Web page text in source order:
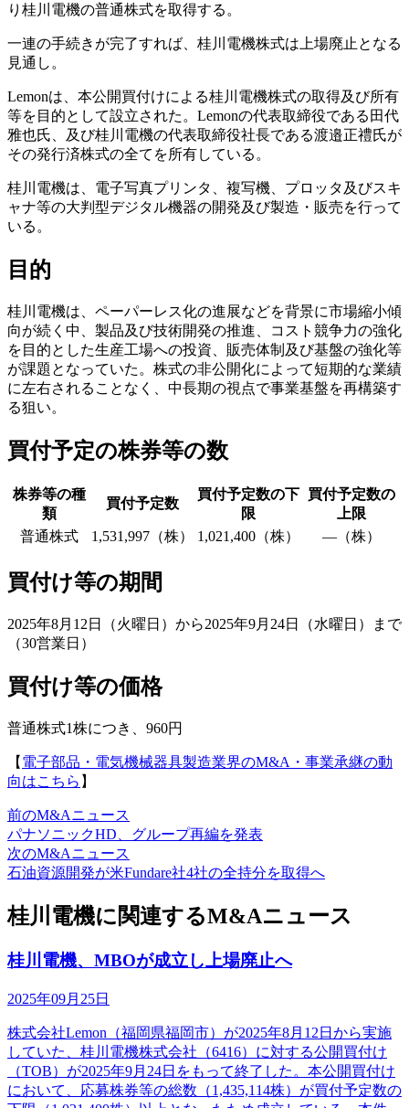
り桂川電機の普通株式を取得する。
一連の手続きが完了すれば、桂川電機株式は上場廃止となる
見通し。
Lemonは、本公開買付けによる桂川電機株式の取得及び所有
等を目的として設立された。Lemonの代表取締役である田代
雅也氏、及び桂川電機の代表取締役社長である渡邉正禮氏が
その発行済株式の全てを所有している。
桂川電機は、電子写真プリンタ、複写機、プロッタ及びスキ
ャナ等の大判型デジタル機器の開発及び製造・販売を行って
いる。
目的
桂川電機は、ペーパーレス化の進展などを背景に市場縮小傾
向が続く中、製品及び技術開発の推進、コスト競争力の強化
を目的とした生産工場への投資、販売体制及び基盤の強化等
が課題となっていた。株式の非公開化によって短期的な業績
に左右されることなく、中長期の視点で事業基盤を再構築す
る狙い。
買付予定の株券等の数
株券等の種
類
買付予定数
買付予定数の下
限
買付予定数の
上限
普通株式
1,531,997（株） 1,021,400（株） ―（株）
買付け等の期間
2025年8月12日（火曜日）から2025年9月24日（水曜日）まで
（30営業日）
買付け等の価格
普通株式1株につき、960円
【 電子部品・電気機械器具製造業界のM&A・事業承継の動
向はこちら 】
前のM&Aニュース
パナソニックHD、グループ再編を発表
次のM&Aニュース
石油資源開発が米Fundare社4社の全持分を取得へ
桂川電機に関連するM&Aニュース
桂川電機、MBOが成立し上場廃止へ
2025年09月25日
株式会社Lemon（福岡県福岡市）が2025年8月12日から実施
していた、桂川電機株式会社（6416）に対する公開買付け
（TOB）が2025年9月24日をもって終了した。本公開買付け
において、応募株券等の総数（1,435,114株）が買付予定数の